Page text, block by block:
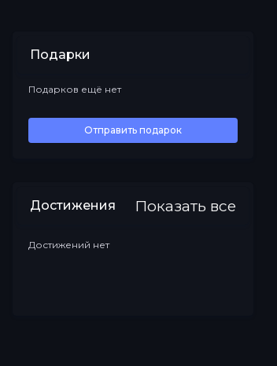
Подарки
Все
Подарков ещё нет
Отправить подарок
Достижения Показать все
Достижений нет